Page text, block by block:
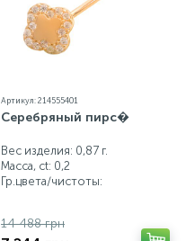
Артикул: 214555401
Серебряный пирс�
Вес изделия: 0,87 г.
Масса, ct: 0,2
Гр.цвета/чистоты:
14 488 грн